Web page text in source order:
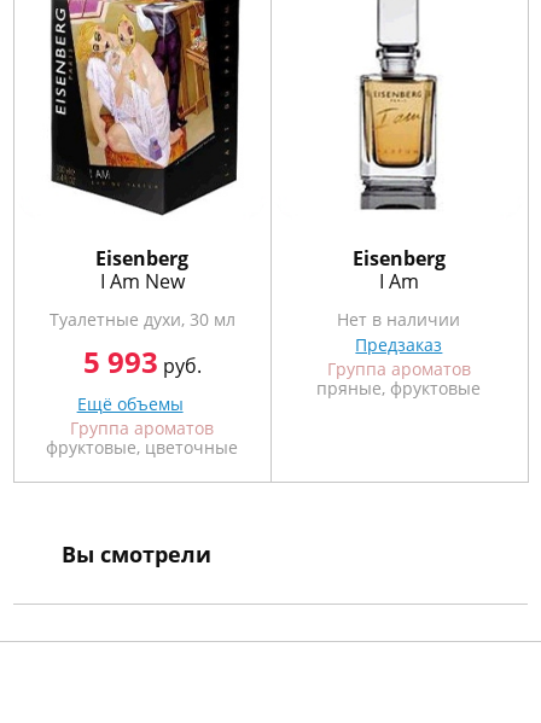
Eisenberg
I Am New
Туалетные духи, 30 мл
5 993 руб.
Ещё объемы
Группа ароматов
фруктовые, цветочные
Eisenberg
I Am
Нет в наличии
Предзаказ
Группа ароматов
пряные, фруктовые
Вы смотрели